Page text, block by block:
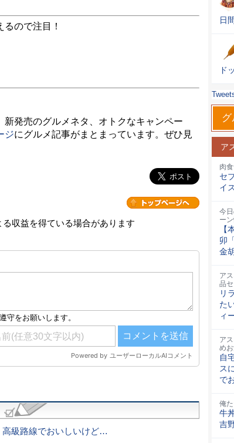
ので注目！
発売のグルメネタ、オトクなキャンペー
ジにグルメ記事がまとまっています。ぜひ見
収益を得ている場合があります
高級路線でおいしいけど…
日
ド
ア
肉
セ
イ
今
ーン
【
卯
金
ア
品
リ
た
ィ
ア
め
自
ス
で
俺
牛
吉